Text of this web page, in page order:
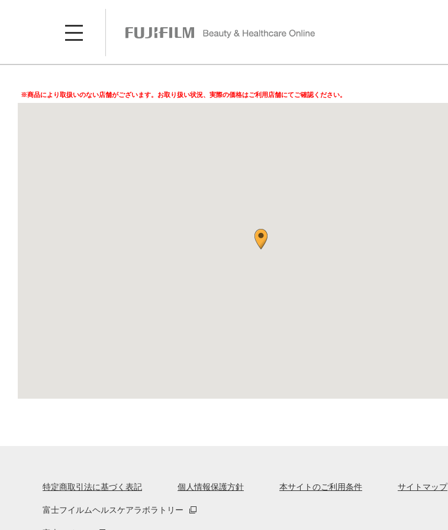
※商品により取扱いのない店舗がございます。お取り扱い状況、実際の価格はご利用店舗にてご確認ください。
特定商取引法に基づく表記 個人情報保護方針 本サイトのご利用条件 サイトマップ
富士フイルムヘルスケアラボラトリー